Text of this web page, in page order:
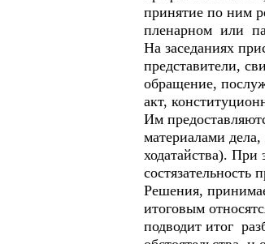
принятие по ним
пленарном или
На заседаниях
представители,
обращение,
акт,
Им
материалами
ходатайства).
состязательность
Решения,
итоговым
подводит итог